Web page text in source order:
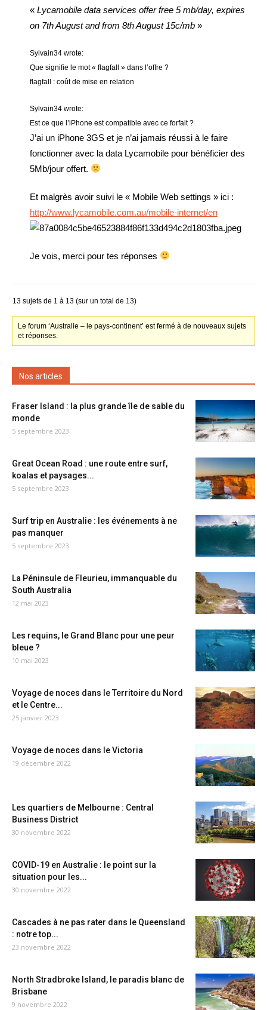
« Lycamobile data services offer free 5 mb/day, expires
on 7th August and from 8th August 15c/mb »
Sylvain34 wrote:
Que signifie le mot « flagfall » dans l’offre ?
flagfall : coût de mise en relation
Sylvain34 wrote:
Est ce que l’iPhone est compatible avec ce forfait ?
J’ai un iPhone 3GS et je n’ai jamais réussi à le faire
fonctionner avec la data Lycamobile pour bénéficier des
5Mb/jour offert.
Et malgrès avoir suivi le « Mobile Web settings » ici :
http://www.lycamobile.com.au/mobile-internet/en
Je vois, merci pour tes réponses
13 sujets de 1 à 13 (sur un total de 13)
Le forum ‘Australie – le pays-continent’ est fermé à de nouveaux sujets
et réponses.
Nos articles
Fraser Island : la plus grande île de sable du
monde
5 septembre 2023
Great Ocean Road : une route entre surf,
koalas et paysages...
5 septembre 2023
Surf trip en Australie : les événements à ne
pas manquer
5 septembre 2023
La Péninsule de Fleurieu, immanquable du
South Australia
12 mai 2023
Les requins, le Grand Blanc pour une peur
bleue ?
10 mai 2023
Voyage de noces dans le Territoire du Nord
et le Centre...
25 janvier 2023
Voyage de noces dans le Victoria
19 décembre 2022
Les quartiers de Melbourne : Central
Business District
30 novembre 2022
COVID-19 en Australie : le point sur la
situation pour les...
30 novembre 2022
Cascades à ne pas rater dans le Queensland
: notre top...
23 novembre 2022
North Stradbroke Island, le paradis blanc de
Brisbane
9 novembre 2022